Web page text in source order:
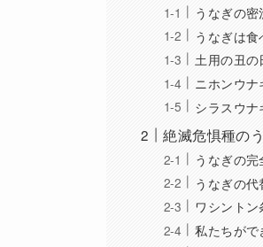
うなぎの
うなぎは
土用の丑
ニホンウ
シラスウナ
絶滅危惧種の
うなぎの
うなぎの
ワシント
私たちが